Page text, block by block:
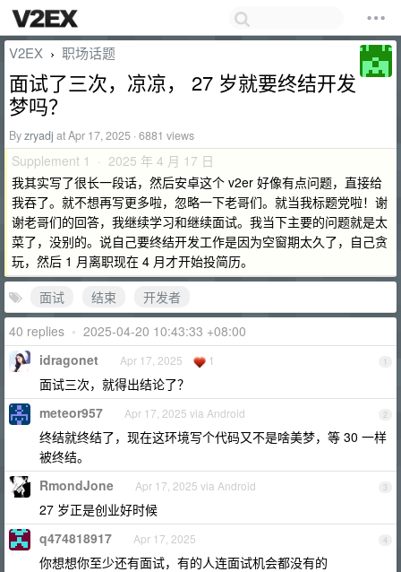
V2EX › 职场话题
面试了三次，凉凉， 27 岁就要终结开发
梦吗？
Byzryadj at Apr 17, 2025 · 6881 views
Supplement 1 · 2025 年 4 月 17 日
我其实写了很长一段话，然后安卓这个 v2er 好像有点问题，直接给
我吞了。就不想再写更多啦，忽略一下老哥们。就当我标题党啦！谢
谢老哥们的回答，我继续学习和继续面试。我当下主要的问题就是太
菜了，没别的。说自己要终结开发工作是因为空窗期太久了，自己贪
玩，然后 1 月离职现在 4 月才开始投简历。
面试
结束
开发者
40 replies • 2025-04-20 10:43:33 +08:00
1
idragonet Apr 17, 2025 1
面试三次，就得出结论了？
2
meteor957 Apr 17, 2025 via Android
终结就终结了，现在这环境写个代码又不是啥美梦，等 30 一样
被终结。
3
RmondJone Apr 17, 2025 via Android
27 岁正是创业好时候
4
q474818917 Apr 17, 2025
你想想你至少还有面试，有的人连面试机会都没有的